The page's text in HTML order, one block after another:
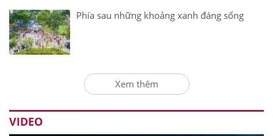
Phía sau những khoảng xanh đáng sống
Xem thêm
VIDEO